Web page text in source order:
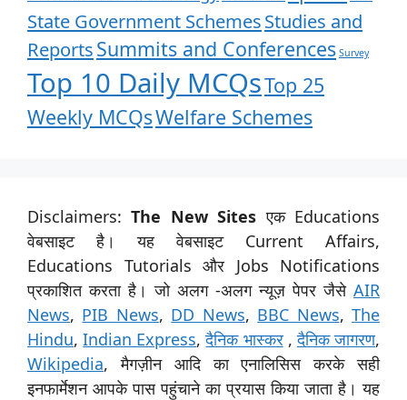
State Government SchemesStudies and
ReportsSummits and Conferences Survey
Top 10 Daily MCQsTop 25
Weekly MCQsWelfare Schemes
Disclaimers:The New Sites एक Educations
वेबसाइट है। यह वेबसाइट Current Affairs,
Educations Tutorials और Jobs Notifications
प्रकाशित करता है। जो अलग -अलग न्यूज़ पेपर जैसे AIR
News, PIB News, DD News, BBC News,The
Hindu,Indian Express,दैनिक भास्कर,दैनिक जागरण,
Wikipedia, मैगज़ीन आदि का एनालिसिस करके सही
इनफार्मेशन आपके पास पहुंचाने का प्रयास किया जाता है। यह